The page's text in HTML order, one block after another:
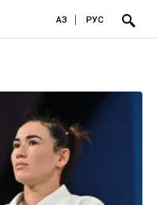
ҚАЗ РУС